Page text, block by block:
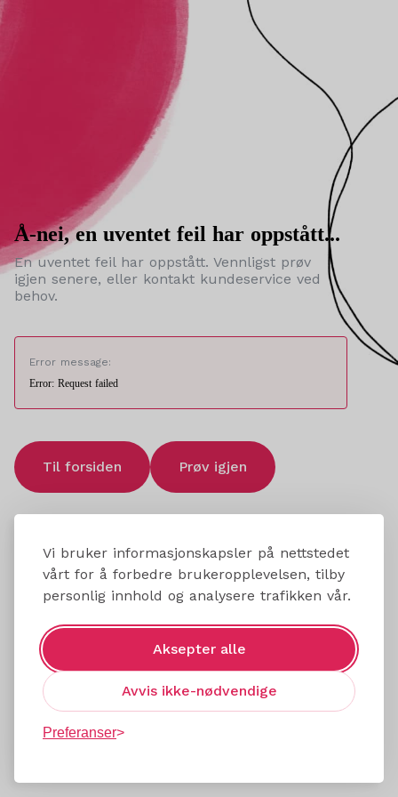
Vi bruker informasjonskapsler på nettstedet
vårt for å forbedre brukeropplevelsen, tilby
personlig innhold og analysere trafikken vår.
Aksepter alle
Avvis ikke-nødvendige
Preferanser
Å-nei, en uventet feil har oppstått...
En uventet feil har oppstått. Vennligst prøv
igjen senere, eller kontakt kundeservice ved
behov.
Error message:
Error: Request failed
Til forsiden Prøv igjen